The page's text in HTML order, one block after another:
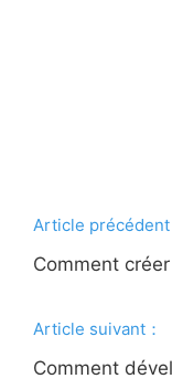
Article précédent
Comment
Article suivant：
Comment